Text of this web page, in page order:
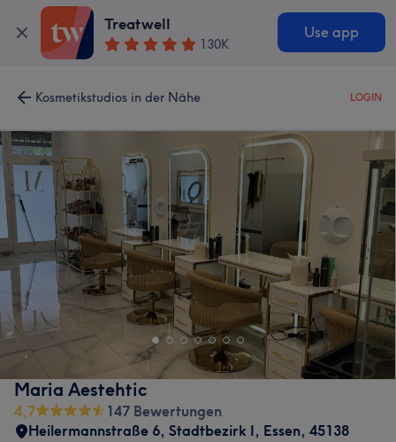
Treatwell
130K
Use app
Kosmetikstudios in der Nähe LOGIN
Maria Aestehtic
4,7
147 Bewertungen
Heilermannstraße 6, Stadtbezirk I, Essen, 45138